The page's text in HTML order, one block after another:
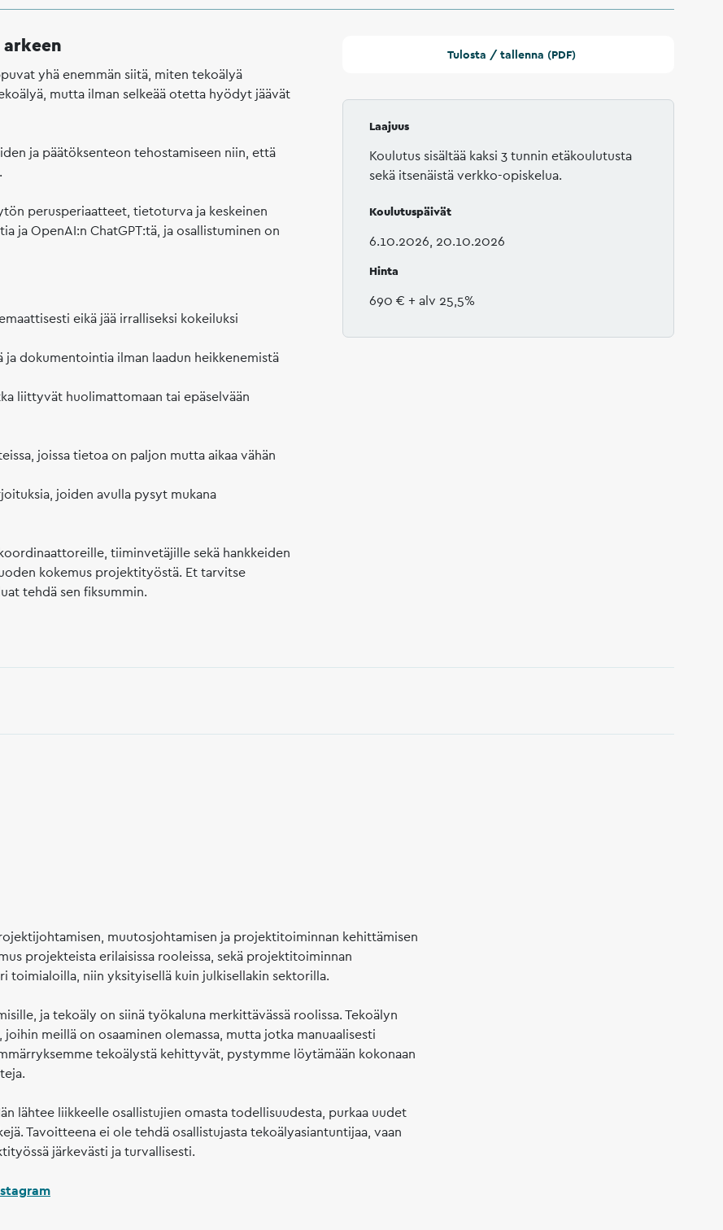
yhä enemmän siitä, miten tekoälyä
mutta ilman selkeää otetta hyödyt jäävät
ja päätöksenteon tehostamiseen niin, että
perusperiaatteet, tietoturva ja keskeinen
ja OpenAI:n ChatGPT:tä, ja osallistuminen on
eikä jää irralliseksi kokeiluksi
dokumentointia ilman laadun heikkenemistä
liittyvät huolimattomaan tai epäselvään
joissa tietoa on paljon mutta aikaa vähän
joiden avulla pysyt mukana
tiiminvetäjille sekä hankkeiden
kokemus projektityöstä. Et tarvitse
tehdä sen fiksummin.
Tulosta / tallenna (PDF)
Laajuus
Koulutus sisältää kaksi 3 tunnin etäkoulutusta
sekä itsenäistä verkko-opiskelua.
Koulutuspäivät
6.10.2026, 20.10.2026
Hinta
690 € + alv 25,5%
muutosjohtamisen ja projektitoiminnan kehittämisen
projekteista erilaisissa rooleissa, sekä projektitoiminnan
toimialoilla, niin yksityisellä kuin julkisellakin sektorilla.
ja tekoäly on siinä työkaluna merkittävässä roolissa. Tekoälyn
meillä on osaaminen olemassa, mutta jotka manuaalisesti
tekoälystä kehittyvät, pystymme löytämään kokonaan
lähtee liikkeelle osallistujien omasta todellisuudesta, purkaa uudet
Tavoitteena ei ole tehdä osallistujasta tekoälyasiantuntijaa, vaan
järkevästi ja turvallisesti.